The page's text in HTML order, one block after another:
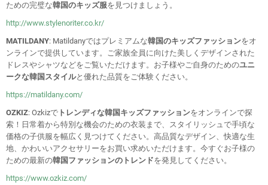
ための完璧な韓国のキッズ服を見つけましょう。
http://www.stylenoriter.co.kr/
MATILDANY: Matildanyではプレミアムな韓国のキッズファッションをオ
ンラインで提供しています。ご家族全員に向けた美しくデザインされた
ドレスやシャツなどをご覧いただけます。お子様やご自身のためのユニ
ークな韓国スタイルと優れた品質をご体験ください。
https://matildany.com/
OZKIZ: Ozkizで トレンディな韓国キッズファッションをオンラインで探
索！日常着から特別な機会のための衣装まで、スタイリッシュで手頃な
価格の子供服を幅広く見つけてください。高品質なデザイン、快適な生
地、かわいいアクセサリーをお買い求めいただけます。今すぐお子様の
ための最新の韓国ファッションのトレンドを発見してください。
https://www.ozkiz.com/